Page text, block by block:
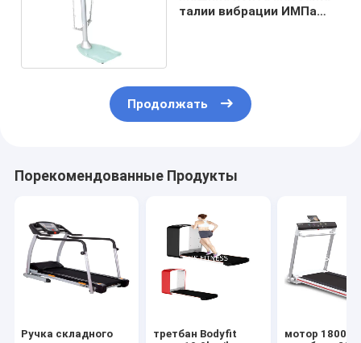
талии вибрации ИМПа
Продолжать
Порекомендованные Продукты
Ручка складного
третбан Bodyfit
мотор 1800W